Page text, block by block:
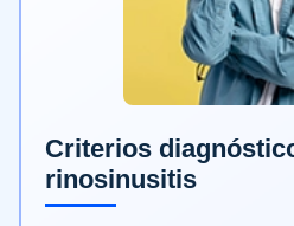
Criterios
rinosinusitis